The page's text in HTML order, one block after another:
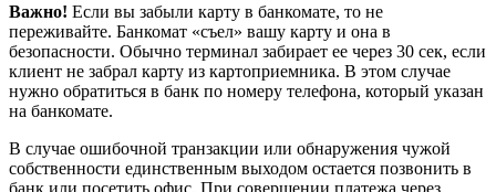
Важно! Если вы забыли карту в банкомате, то не
переживайте. Банкомат «съел» вашу карту и она в
безопасности. Обычно терминал забирает ее через 30 сек, если
клиент не забрал карту из картоприемника. В этом случае
нужно обратиться в банк по номеру телефона, который указан
на банкомате.
В случае ошибочной транзакции или обнаружения чужой
собственности единственным выходом остается позвонить в
банк или посетить офис. При совершении платежа через